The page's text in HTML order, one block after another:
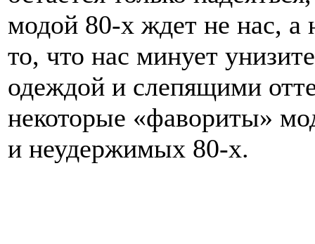
модой 80-х ждет не нас, а
то, что нас минует
одеждой и слепящими
некоторые «фавориты»
и неудержимых 80-х.